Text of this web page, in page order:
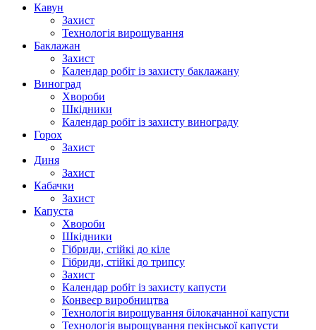
Кавун
Захист
Технологія вирощування
Баклажан
Захист
Календар робіт із захисту баклажану
Виноград
Хвороби
Шкідники
Календар робіт із захисту винограду
Горох
Захист
Диня
Захист
Кабачки
Захист
Капуста
Хвороби
Шкідники
Гібриди, стійкі до кіле
Гібриди, стійкі до трипсу
Захист
Календар робіт із захисту капусти
Конвеєр виробництва
Технологія вирощування білокачанної капусти
Технологія вырощування пекінської капусти